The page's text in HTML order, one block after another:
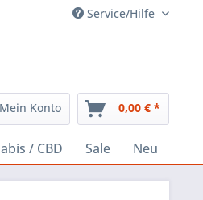
Service/Hilfe
Mein Konto 0,00 € *
/ CBD Sale Neu